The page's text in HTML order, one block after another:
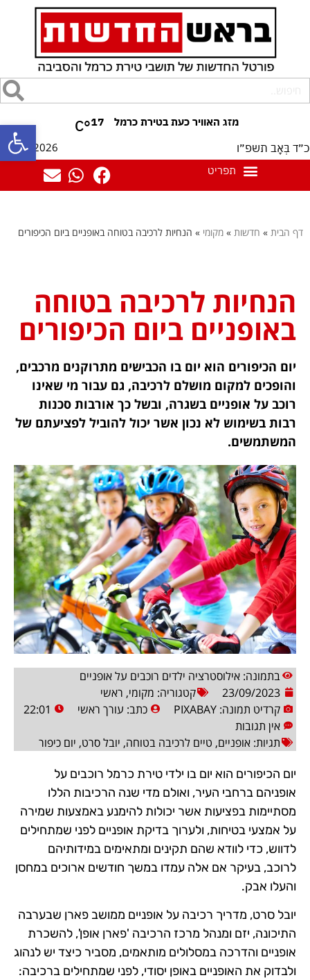
פתח 17
°C
כ״ד בְּאָב תשפ״ו 07/08/2026
דף הבית » חדשות » מקומי » הנחיות לרכיבה בטוחה באופניים ביום הכיפורים
הנחיות לרכיבה בטוחה
באופניים ביום הכיפורים
יום הכיפורים הוא יום בו הכבישים מתרוקנים מרכבים,
והופכים למקום מושלם לרכיבה, גם עבור מי שאינו
רוכב על אופניים בשגרה, ובשל כך אורבות סכנות
רבות בשימוש לא נכון אשר יכול להוביל לפציעתם של
המשתמשים.
בתמונה: אילוסטרציה ילדים רוכבים על אופניים
23/09/2023
קטגוריה: מקומי, ראשי
קרדיט תמונה: PIXABAY
כתב: עורך ראשי
22:01
אין תגובות
תגיות: אופניים, טיים לרכיבה בטוחה, יובל סרט, יום כיפור
יום הכיפורים הוא יום בו ילדי טירת כרמל רוכבים על
אופניהם ברחבי העיר, ואולם מדי שנה הרכיבות הללו
מסתיימות בפציעות אשר יכולות להימנע באמצעות שמירה
על אמצעי בטיחות, ולערוך בדיקת אופניים לפני שמתחילים
לדווש, כדי לוודא שהם תקינים ומתאימים במידותיהם
לרוכב, בעיקר אם אלה עמדו במשך חודשים ארוכים במחסן
והעלו אבק.
יובל סרט, מדריך רכיבה על אופניים ממושב פארן שבערבה
התיכונה, יזם ומנהל מרכז הרכיבה 'פארן אופן', להשכרת
אופניים והדרכה במסלולים מותאמים, מסביר כיצד יש לנהוג
ולבדוק את האופניים באופן יסודי, לפני שמתחילים ברכיבה: